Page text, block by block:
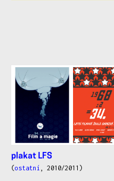
další
práce
plakat LFS
(ostatní, 2010/2011)